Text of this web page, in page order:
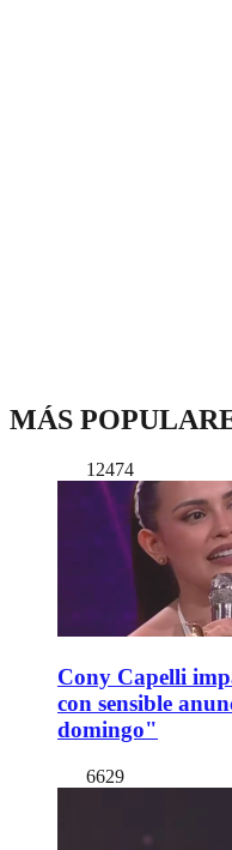
MÁS
12474
Cony Capelli
con sensible
domingo"
6629